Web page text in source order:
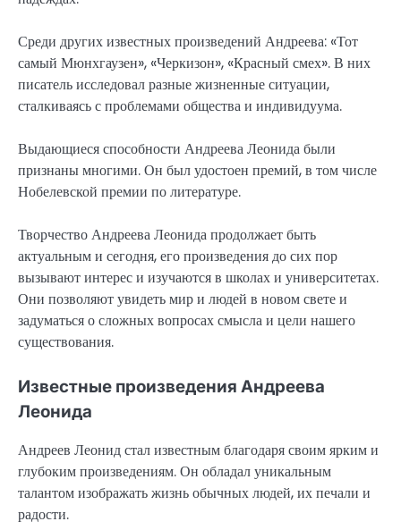
Среди других известных произведений Андреева: «Тот
самый Мюнхгаузен», «Черкизон», «Красный смех». В них
писатель исследовал разные жизненные ситуации,
сталкиваясь с проблемами общества и индивидуума.
Выдающиеся способности Андреева Леонида были
признаны многими. Он был удостоен премий, в том числе
Нобелевской премии по литературе.
Творчество Андреева Леонида продолжает быть
актуальным и сегодня, его произведения до сих пор
вызывают интерес и изучаются в школах и университетах.
Они позволяют увидеть мир и людей в новом свете и
задуматься о сложных вопросах смысла и цели нашего
существования.
Известные произведения Андреева
Леонида
Андреев Леонид стал известным благодаря своим ярким и
глубоким произведениям. Он обладал уникальным
талантом изображать жизнь обычных людей, их печали и
радости.